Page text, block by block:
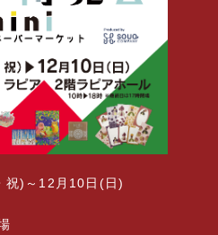
祝)～12月10日(日)